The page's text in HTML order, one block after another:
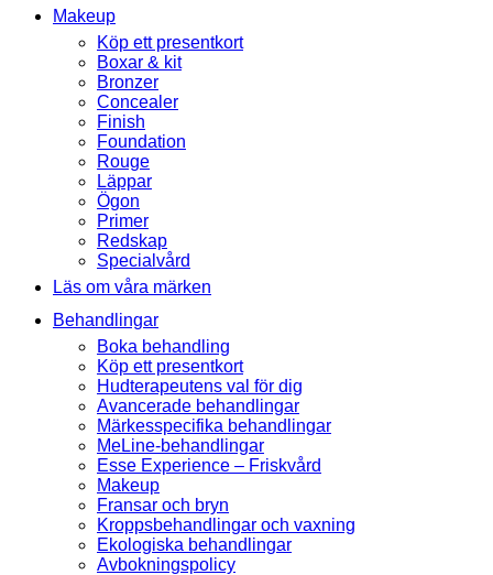
Makeup
Köp ett presentkort
Boxar & kit
Bronzer
Concealer
Finish
Foundation
Rouge
Läppar
Ögon
Primer
Redskap
Specialvård
Läs om våra märken
Behandlingar
Boka behandling
Köp ett presentkort
Hudterapeutens val för dig
Avancerade behandlingar
Märkesspecifika behandlingar
MeLine-behandlingar
Esse Experience – Friskvård
Makeup
Fransar och bryn
Kroppsbehandlingar och vaxning
Ekologiska behandlingar
Avbokningspolicy